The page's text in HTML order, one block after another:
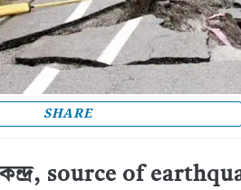
SHARE
source of